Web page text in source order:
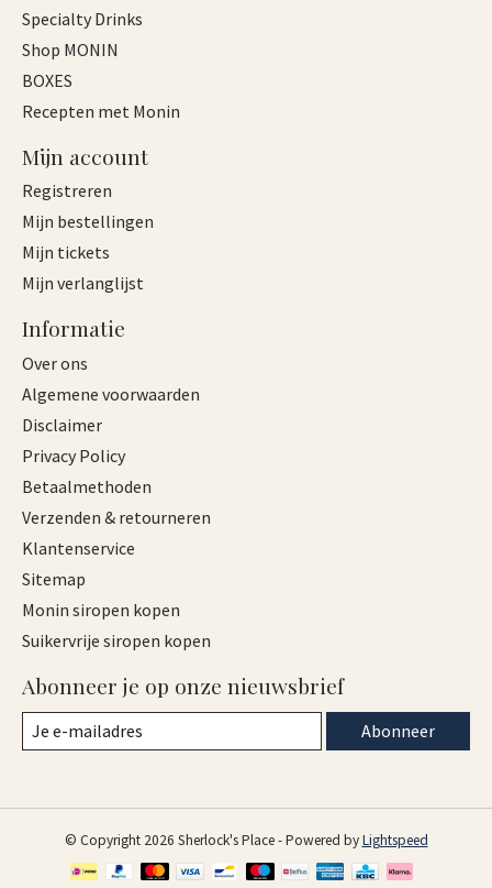
Specialty Drinks
Shop MONIN
BOXES
Recepten met Monin
Mijn account
Registreren
Mijn bestellingen
Mijn tickets
Mijn verlanglijst
Informatie
Over ons
Algemene voorwaarden
Disclaimer
Privacy Policy
Betaalmethoden
Verzenden & retourneren
Klantenservice
Sitemap
Monin siropen kopen
Suikervrije siropen kopen
Abonneer je op onze nieuwsbrief
Abonneer
© Copyright 2026 Sherlock's Place - Powered byLightspeed